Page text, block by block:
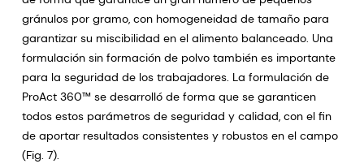
gránulos por gramo, con homogeneidad de tamaño para
garantizar su miscibilidad en el alimento balanceado. Una
formulación sin formación de polvo también es importante
para la seguridad de los trabajadores. La formulación de
ProAct 360™ se desarrolló de forma que se garanticen
todos estos parámetros de seguridad y calidad, con el fin
de aportar resultados consistentes y robustos en el campo
(Fig. 7).